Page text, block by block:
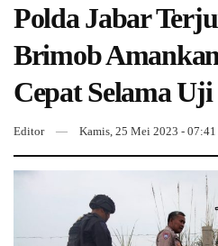
Polda Jabar
Brimob
Cepat Selama
Editor Kamis, 25 Mei 2023 - 07:41